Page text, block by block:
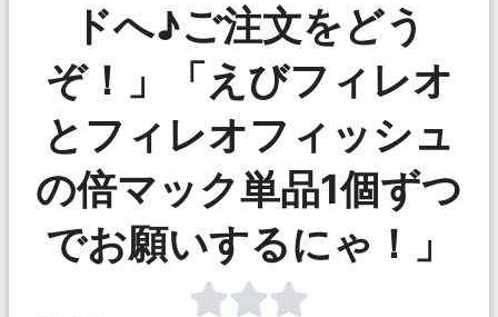
ドへ♪ご注文をどう
ぞ！」「えびフィレオ
とフィレオフィッシュ
の倍マック単品1個ずつ
でお願いするにゃ！」